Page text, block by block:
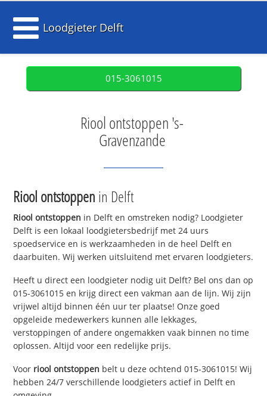
Loodgieter Delft
015-3061015
Riool ontstoppen 's-
Gravenzande
Riool ontstoppen in Delft
Riool ontstoppen in Delft en omstreken nodig? Loodgieter
Delft is een lokaal loodgietersbedrijf met 24 uurs
spoedservice en is werkzaamheden in de heel Delft en
daarbuiten. Wij werken uitsluitend met ervaren loodgieters.
Heeft u direct een loodgieter nodig uit Delft? Bel ons dan op
015-3061015 en krijg direct een vakman aan de lijn. Wij zijn
vrijwel altijd binnen één uur ter plaatse! Onze goed
opgeleide medewerkers kunnen alle lekkages,
verstoppingen of andere ongemakken vaak binnen no time
oplossen. Altijd voor een redelijke prijs.
Voor riool ontstoppen belt u deze ochtend 015-3061015! Wij
hebben 24/7 verschillende loodgieters actief in Delft en